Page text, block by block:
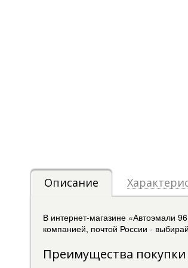
Описание
В интернет-магазине «Автоэмали
компанией, почтой России -
Преимущества покупки